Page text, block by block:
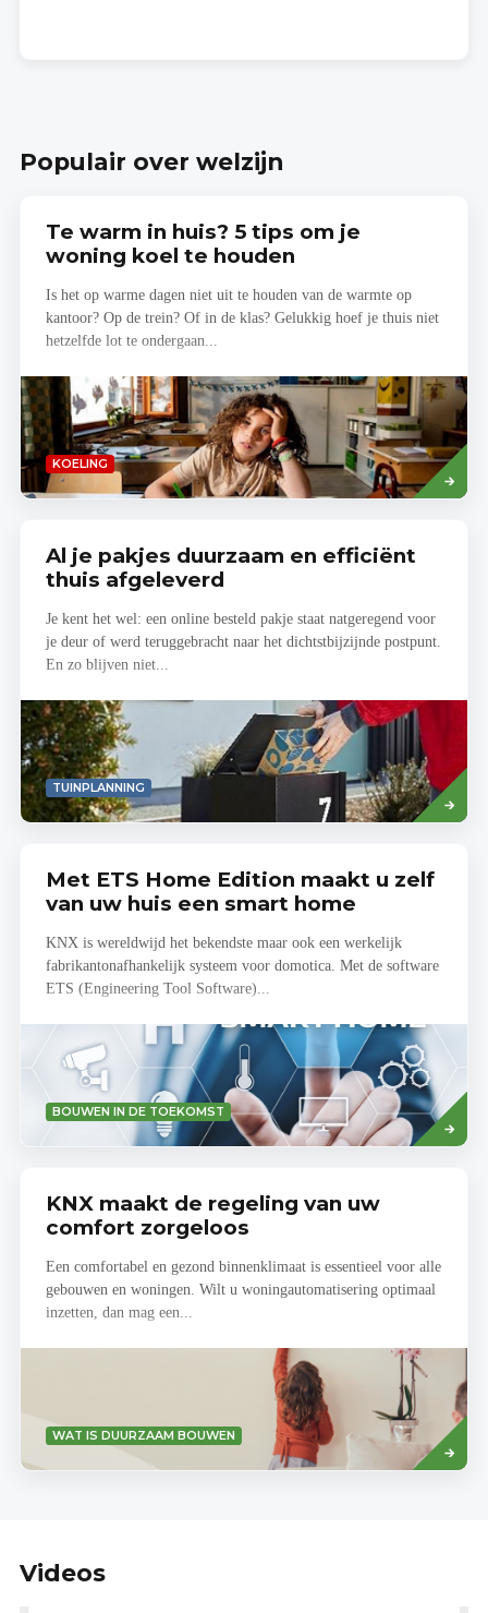
Populair over welzijn
Te warm in huis? 5 tips om je
woning koel te houden
Is het op warme dagen niet uit te houden van de warmte op
kantoor? Op de trein? Of in de klas? Gelukkig hoef je thuis niet
hetzelfde lot te ondergaan...
KOELING
Lees
meer
Al je pakjes duurzaam en efficiënt
thuis afgeleverd
Je kent het wel: een online besteld pakje staat natgeregend voor
je deur of werd teruggebracht naar het dichtstbijzijnde postpunt.
En zo blijven niet...
TUINPLANNING
Read
more
Met ETS Home Edition maakt u zelf
van uw huis een smart home
KNX is wereldwijd het bekendste maar ook een werkelijk
fabrikantonafhankelijk systeem voor domotica. Met de software
ETS (Engineering Tool Software)...
BOUWEN IN DE TOEKOMST
Lees
meer
KNX maakt de regeling van uw
comfort zorgeloos
Een comfortabel en gezond binnenklimaat is essentieel voor alle
gebouwen en woningen. Wilt u woningautomatisering optimaal
inzetten, dan mag een...
WAT IS DUURZAAM BOUWEN
meer
Videos